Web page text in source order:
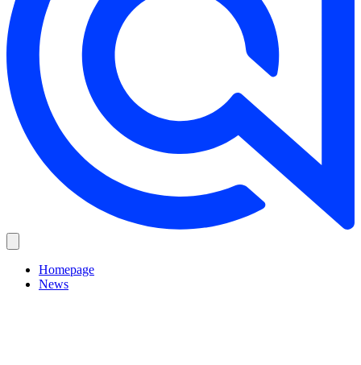
Homepage
News